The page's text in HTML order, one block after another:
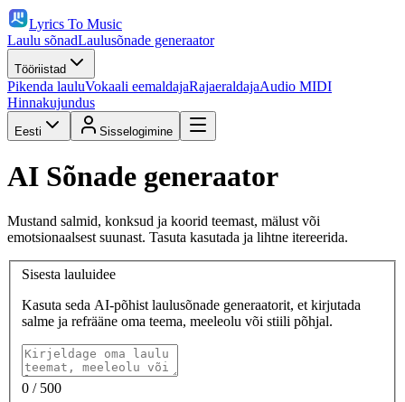
Lyrics To Music
Laulu sõnadLaulusõnade generaator
Tööriistad
Pikenda lauluVokaali eemaldajaRajaeraldajaAudio MIDI
Hinnakujundus
Eesti Sisselogimine
AI Sõnade generaator
Mustand salmid, konksud ja koorid teemast, mälust või
emotsionaalsest suunast. Tasuta kasutada ja lihtne itereerida.
Sisesta lauluidee
Kasuta seda AI-põhist laulusõnade generaatorit, et kirjutada
salme ja refrääne oma teema, meeleolu või stiili põhjal.
0 / 500